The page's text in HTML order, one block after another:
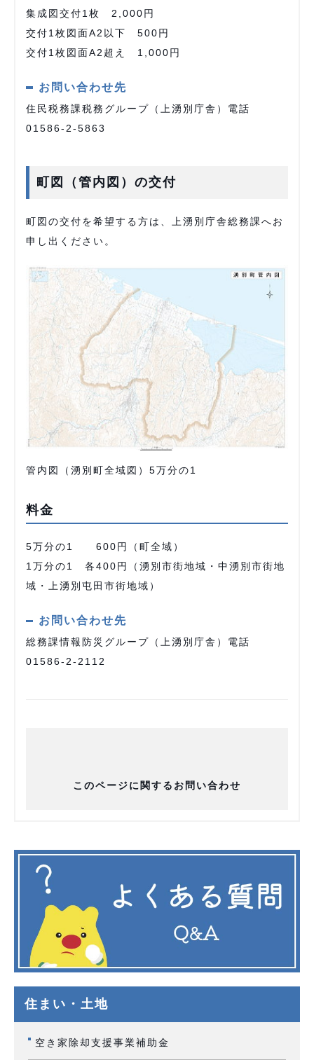
集成図交付1枚 2,000円
交付1枚図面A2以下 500円
交付1枚図面A2超え 1,000円
お問い合わせ先
住民税務課税務グループ（上湧別庁舎）電話
01586-2-5863
町図（管内図）の交付
町図の交付を希望する方は、上湧別庁舎総務課へお
申し出ください。
管内図（湧別町全域図）5万分の1
料金
5万分の1 600円（町全域）
1万分の1 各400円（湧別市街地域・中湧別市街地
域・上湧別屯田市街地域）
お問い合わせ先
総務課情報防災グループ（上湧別庁舎）電話
01586-2-2112
このページに関するお問い合わせ
住まい・土地
空き家除却支援事業補助金